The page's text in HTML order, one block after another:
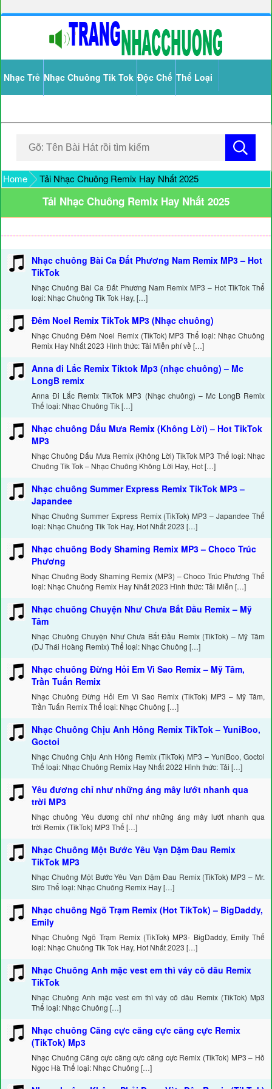
Nhạc Trẻ Nhạc Chuông Tik Tok Độc Chế Thể Loại
Home Tải Nhạc Chuông Remix Hay Nhất 2025
Tải Nhạc Chuông Remix Hay Nhất 2025
Nhạc chuông Bài Ca Đất Phương Nam Remix MP3 – Hot
TikTok
Nhạc Chuông Bài Ca Đất Phương Nam Remix MP3 – Hot TikTok Thể
loại: Nhạc Chuông Tik Tok Hay, […]
Đêm Noel Remix TikTok MP3 (Nhạc chuông)
Nhạc Chuông Đêm Noel Remix (TikTok) MP3 Thể loại: Nhạc Chuông
Remix Hay Nhất 2023 Hình thức: Tải Miễn phí về […]
Anna đi Lắc Remix Tiktok Mp3 (nhạc chuông) – Mc
LongB remix
Anna Đi Lắc Remix TikTok MP3 (Nhạc chuông) – Mc LongB Remix
Thể loại: Nhạc Chuông Tik […]
Nhạc chuông Dấu Mưa Remix (Không Lời) – Hot TikTok
MP3
Nhạc Chuông Dấu Mưa Remix (Không Lời) TikTok MP3 Thể loại: Nhạc
Chuông Tik Tok – Nhạc Chuông Không Lời Hay, Hot […]
Nhạc chuông Summer Express Remix TikTok MP3 –
Japandee
Nhạc Chuông Summer Express Remix (TikTok) MP3 – Japandee Thể
loại: Nhạc Chuông Tik Tok Hay, Hot Nhất 2023 […]
Nhạc chuông Body Shaming Remix MP3 – Choco Trúc
Phương
Nhạc Chuông Body Shaming Remix (MP3) – Choco Trúc Phương Thể
loại: Nhạc Chuông Remix Hay Nhất 2023 Hình thức: Tải Miễn […]
Nhạc chuông Chuyện Như Chưa Bắt Đầu Remix – Mỹ
Tâm
Nhạc Chuông Chuyện Như Chưa Bắt Đầu Remix (TikTok) – Mỹ Tâm
(DJ Thái Hoàng Remix) Thể loại: Nhạc Chuông […]
Nhạc chuông Đừng Hỏi Em Vì Sao Remix – Mỹ Tâm,
Trần Tuấn Remix
Nhạc Chuông Đừng Hỏi Em Vì Sao Remix (TikTok) MP3 – Mỹ Tâm,
Trần Tuấn Remix Thể loại: Nhạc Chuông […]
Nhạc Chuông Chịu Anh Hông Remix TikTok – YuniBoo,
Goctoi
Nhạc Chuông Chịu Anh Hông Remix (TikTok) MP3 – YuniBoo, Goctoi
Thể loại: Nhạc Chuông Remix Hay Nhất 2022 Hình thức: Tải […]
Yêu đương chỉ như những áng mây lướt nhanh qua
trời MP3
Nhạc chuông Yêu đương chỉ như những áng mây lướt nhanh qua
trời Remix (TikTok) MP3 Thể […]
Nhạc Chuông Một Bước Yêu Vạn Dặm Đau Remix
TikTok MP3
Nhạc Chuông Một Bước Yêu Vạn Dặm Đau Remix (TikTok) MP3 – Mr.
Siro Thể loại: Nhạc Chuông Remix Hay […]
Nhạc chuông Ngõ Trạm Remix (Hot TikTok) – BigDaddy,
Emily
Nhạc Chuông Ngõ Trạm Remix (TikTok) MP3- BigDaddy, Emily Thể
loại: Nhạc Chuông Tik Tok Hay, Hot Nhất 2023 […]
Nhạc Chuông Anh mặc vest em thì váy cô dâu Remix
TikTok
Nhạc Chuông Anh mặc vest em thì váy cô dâu Remix (TikTok) Mp3
Thể loại: Nhạc Chuông […]
Nhạc chuông Căng cực căng cực căng cực Remix
(TikTok) Mp3
Nhạc Chuông Căng cực căng cực căng cực Remix (TikTok) MP3 – Hồ
Ngọc Hà Thể loại: Nhạc Chuông […]